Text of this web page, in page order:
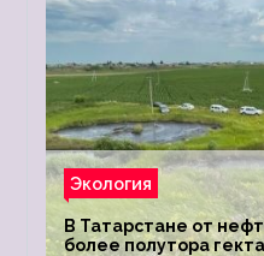
Экология
В Татарстане от
более полутора